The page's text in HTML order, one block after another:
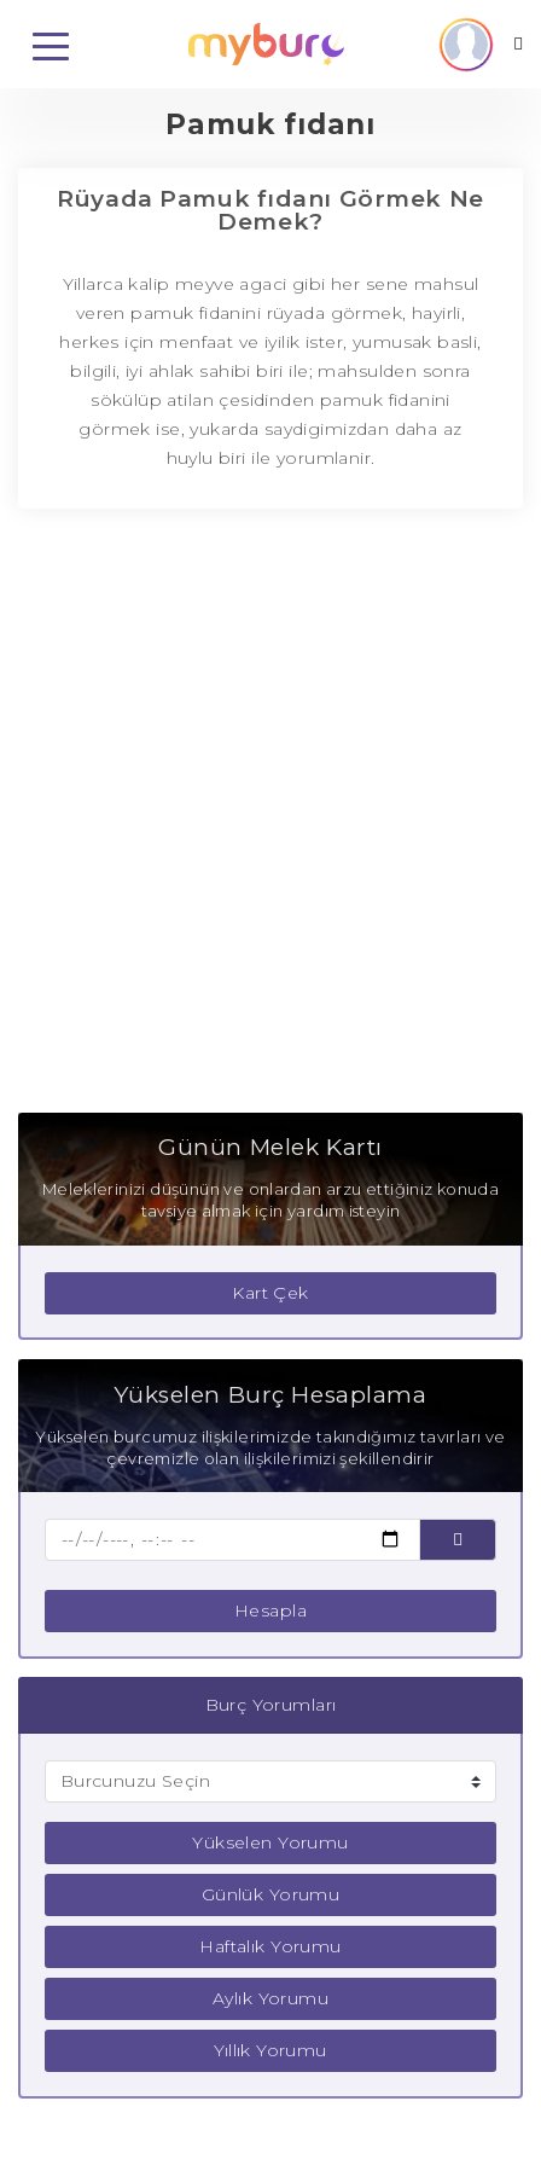
Pamuk fıdanı
Rüyada Pamuk fıdanı Görmek Ne
Demek?
Yillarca kalip meyve agaci gibi her sene mahsul
veren pamuk fidanini rüyada görmek, hayirli,
herkes için menfaat ve iyilik ister, yumusak basli,
bilgili, iyi ahlak sahibi biri ile; mahsulden sonra
sökülüp atilan çesidinden pamuk fidanini
görmek ise, yukarda saydigimizdan daha az
huylu biri ile yorumlanir.
Günün Melek Kartı
Meleklerinizi düşünün ve onlardan arzu ettiğiniz konuda
tavsiye almak için yardım isteyin
Kart Çek
Yükselen Burç Hesaplama
Yükselen burcumuz ilişkilerimizde takındığımız tavırları ve
çevremizle olan ilişkilerimizi şekillendirir
Hesapla
Burç Yorumları
Yükselen Yorumu
Günlük Yorumu
Haftalık Yorumu
Aylık Yorumu
Yıllık Yorumu